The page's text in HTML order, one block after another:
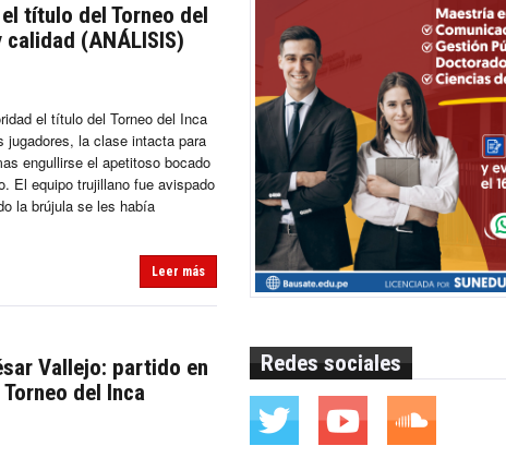
título del Torneo del
(ANÁLISIS)
el título del Torneo del Inca
jugadores, la clase intacta para
engullirse el apetitoso bocado
El equipo trujillano fue avispado
la brújula se les había
Leer más
Vallejo: partido en
del Inca
Redes sociales